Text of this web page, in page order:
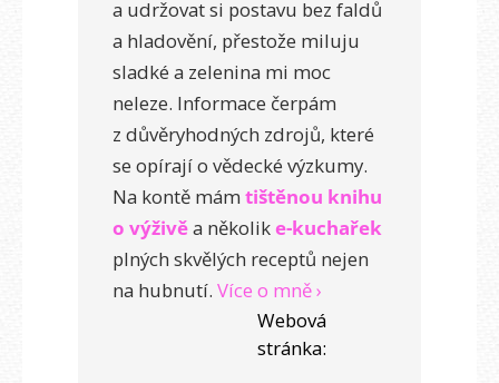
a udržovat si postavu bez faldů
a hladovění, přestože miluju
sladké a zelenina mi moc
neleze. Informace čerpám
z důvěryhodných zdrojů, které
se opírají o vědecké výzkumy.
Na kontě mámtištěnou knihu
o výživěa několike-kuchařek
plných skvělých receptů nejen
na hubnutí.Více o mně ›
Webová
stránka: